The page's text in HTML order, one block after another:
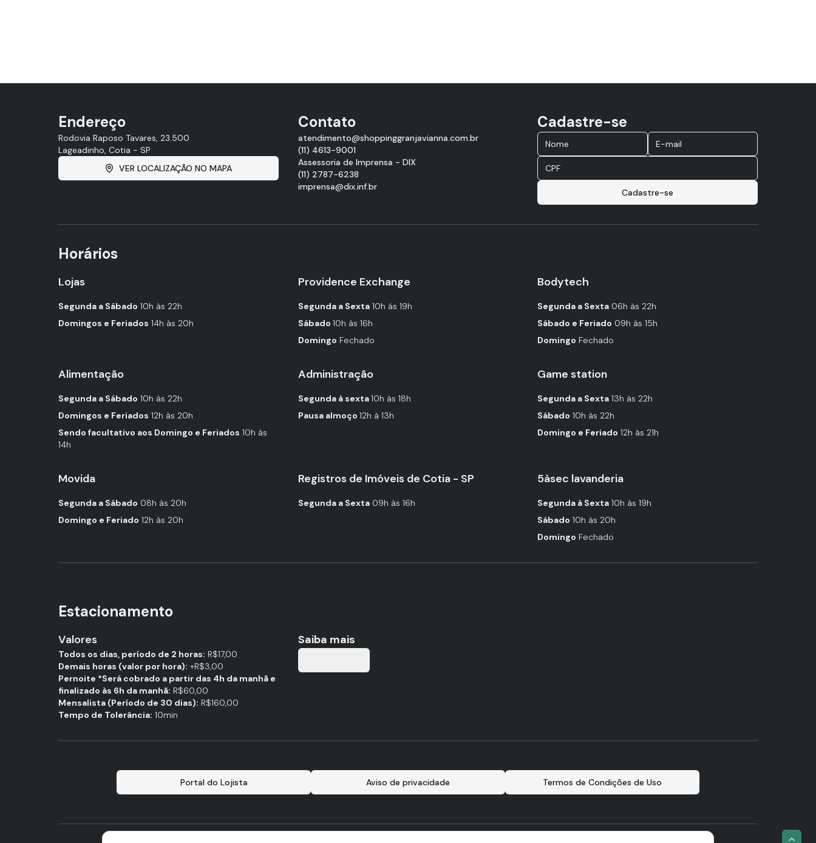
Endereço
Rodovia Raposo Tavares, 23.500
Lageadinho, Cotia - SP
VER LOCALIZAÇÃO NO MAPA
Contato
atendimento@shoppinggranjavianna.com.br
(11) 4613-9001
Assessoria de Imprensa - DIX
(11) 2787-6238
imprensa@dix.inf.br
Cadastre-se
Cadastre-se
Horários
Lojas
Segunda a Sábado 10h às 22h
Domingos e Feriados 14h às 20h
Providence Exchange
Segunda a Sexta 10h ás 19h
Sábado 10h ás 16h
Domingo Fechado
Bodytech
Segunda a Sexta 06h às 22h
Sábado e Feriado 09h às 15h
Domingo Fechado
Alimentação
Segunda a Sábado 10h às 22h
Domingos e Feriados 12h às 20h
Sendo facultativo aos Domingo e Feriados 10h às
14h
Administração
Segunda à sexta10h às 18h
Pausa almoço 12h à 13h
Game station
Segunda a Sexta 13h às 22h
Sábado 10h às 22h
Domingo e Feriado 12h às 21h
Movida
Segunda a Sábado 08h às 20h
Domingo e Feriado 12h às 20h
Registros de Imóveis de Cotia - SP
Segunda a Sexta 09h às 16h
5àsec lavanderia
Segunda à Sexta 10h às 19h
Sábado 10h às 20h
Domingo Fechado
Estacionamento
Valores
Todos os dias, período de 2 horas: R$17,00
Demais horas (valor por hora): +R$3,00
Pernoite *Será cobrado a partir das 4h da manhã e
finalizado às 6h da manhã: R$60,00
Mensalista (Período de 30 dias): R$160,00
Tempo de Tolerância: 10min
Saiba mais
Portal do Lojista Aviso de privacidade Termos de Condições de Uso